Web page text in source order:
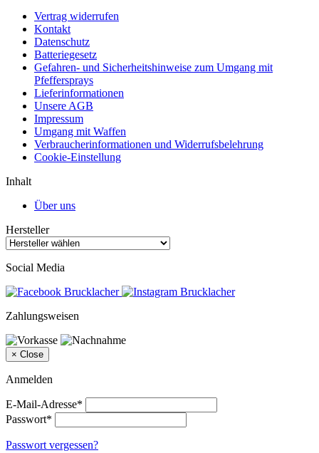
Vertrag widerrufen
Kontakt
Datenschutz
Batteriegesetz
Gefahren- und Sicherheitshinweise zum Umgang mit
Pfeffersprays
Lieferinformationen
Unsere AGB
Impressum
Umgang mit Waffen
Verbraucherinformationen und Widerrufsbelehrung
Cookie-Einstellung
Inhalt
Über uns
Hersteller
Social Media
Zahlungsweisen
× Close
Anmelden
E-Mail-Adresse*
Passwort*
Passwort vergessen?